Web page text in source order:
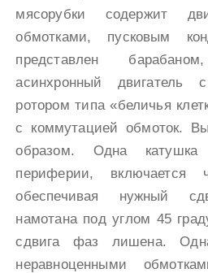
мясорубки содержит
обмотками, пусковым
представлен
асинхронный двигатель с
ротором типа «беличья
с коммутацией обмоток.
образом. Одна катушка
периферии, включается
обеспечивая нужный
намотана под углом 45
сдвига фаз лишена.
неравноценными